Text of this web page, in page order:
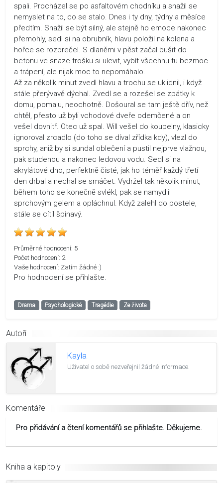
spali. Procházel se po asfaltovém chodníku a snažil se
nemyslet na to, co se stalo. Dnes i ty dny, týdny a měsíce
předtím. Snažil se být silný, ale stejně ho emoce nakonec
přemohly, sedl si na obrubník, hlavu položil na kolena a
hořce se rozbrečel. S dlaněmi v pěst začal bušit do
betonu ve snaze trošku si ulevit, vybít všechnu tu bezmoc
a trápení, ale nijak moc to nepomáhalo.
Až za několik minut zvedl hlavu a trochu se uklidnil, i když
stále přerývavě dýchal. Zvedl se a rozešel se zpátky k
domu, pomalu, neochotně. Došoural se tam ještě dřív, než
chtěl, přesto už byli vchodové dveře odemčené a on
vešel dovnitř. Otec už spal. Will vešel do koupelny, klasicky
ignoroval zrcadlo (do toho se díval zřídka kdy), vlezl do
sprchy, aniž by si sundal oblečení a pustil nejprve vlažnou,
pak studenou a nakonec ledovou vodu. Sedl si na
akrylátové dno, perfektně čisté, jak ho téměř každý třetí
den drbal a nechal se smáčet. Vydržel tak několik minut,
během toho se konečně svlékl, pak se namydlil
sprchovým gelem a opláchnul. Když zalehl do postele,
stále se cítil špinavý.
Průměrné hodnocení: 5
Počet hodnocení: 2
Vaše hodnocení: Zatím žádné :)
Pro hodnocení se přihlašte.
Drama Psychologické Tragédie Ze života
Autoři
Kayla
Uživatel o sobě nezveřejnil žádné informace.
Komentáře
Pro přidávání a čtení komentářů se přihlašte. Děkujeme.
Kniha a kapitoly